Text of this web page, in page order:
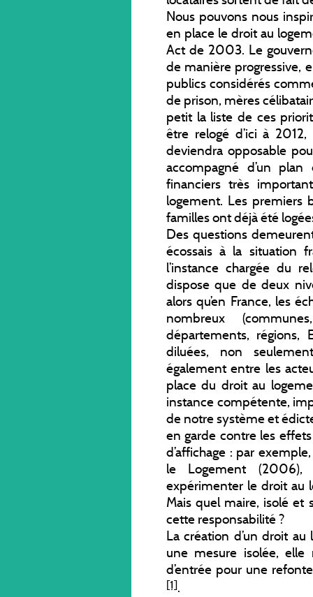
Nous pouvons nous
en place le droit au
Act de 2003. Le
de manière progressive,
publics considérés
de prison, mères
petit la liste de ces
être relogé d’ici à
deviendra opposable
accompagné d’un
financiers très
logement. Les
familles ont déjà été
Des questions
écossais à la situation
l’instance chargée du
dispose que de deux
alors qu’en France, les
nombreux
départements, régions,
diluées, non
également entre les
place du droit au
instance compétente,
de notre système et
en garde contre les
d’affichage : par
le Logement
expérimenter le droit au
Mais quel maire, isolé et
cette responsabilité ?
La création d’un droit
une mesure isolée,
d’entrée pour une
[1].